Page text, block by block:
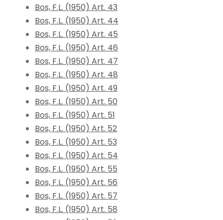
Bos, F.L. (1950) Art. 43
Bos, F.L. (1950) Art. 44
Bos, F.L. (1950) Art. 45
Bos, F.L. (1950) Art. 46
Bos, F.L. (1950) Art. 47
Bos, F.L. (1950) Art. 48
Bos, F.L. (1950) Art. 49
Bos, F.L. (1950) Art. 50
Bos, F.L. (1950) Art. 51
Bos, F.L. (1950) Art. 52
Bos, F.L. (1950) Art. 53
Bos, F.L. (1950) Art. 54
Bos, F.L. (1950) Art. 55
Bos, F.L. (1950) Art. 56
Bos, F.L. (1950) Art. 57
Bos, F.L. (1950) Art. 58